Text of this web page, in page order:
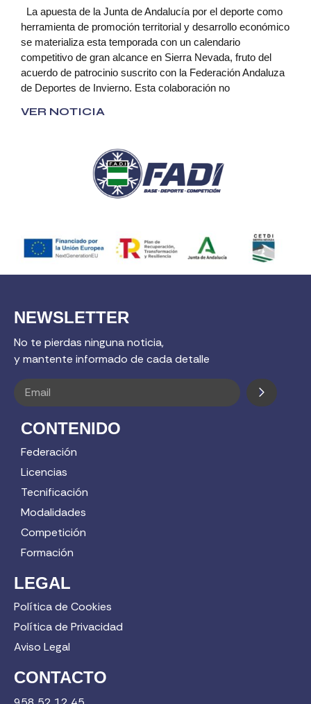
La apuesta de la Junta de Andalucía por el deporte como
herramienta de promoción territorial y desarrollo económico
se materializa esta temporada con un calendario
competitivo de gran alcance en Sierra Nevada, fruto del
acuerdo de patrocinio suscrito con la Federación Andaluza
de Deportes de Invierno. Esta colaboración no
VER NOTICIA
NEWSLETTER
No te pierdas ninguna noticia,
y mantente informado de cada detalle
CONTENIDO
Federación
Licencias
Tecnificación
Modalidades
Competición
Formación
LEGAL
Política de Cookies
Política de Privacidad
Aviso Legal
CONTACTO